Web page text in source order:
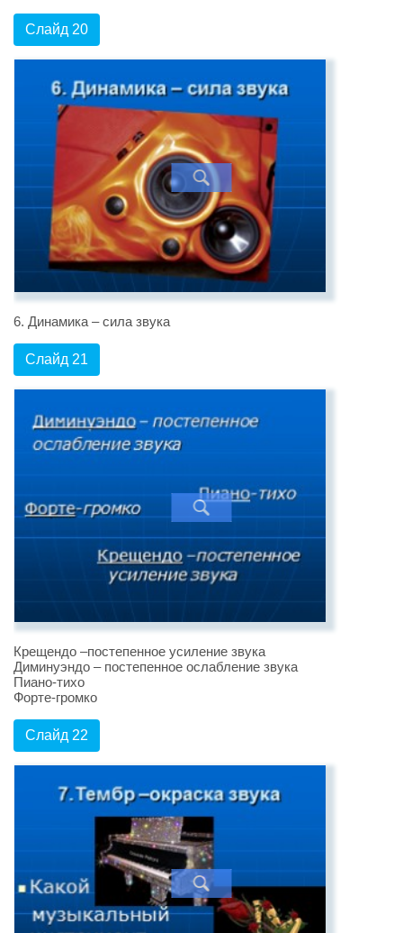
Слайд 20
6. Динамика – сила звука
Слайд 21
Крещендо –постепенное усиление звука
Диминуэндо – постепенное ослабление звука
Пиано-тихо
Форте-громко
Слайд 22